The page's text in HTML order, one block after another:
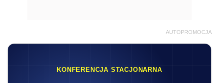
AUTOPROMOCJA
KONFERENCJA STACJONARNA